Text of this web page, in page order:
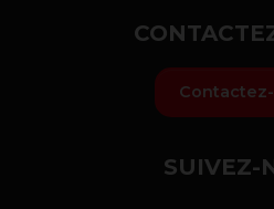
SUIVEZ-